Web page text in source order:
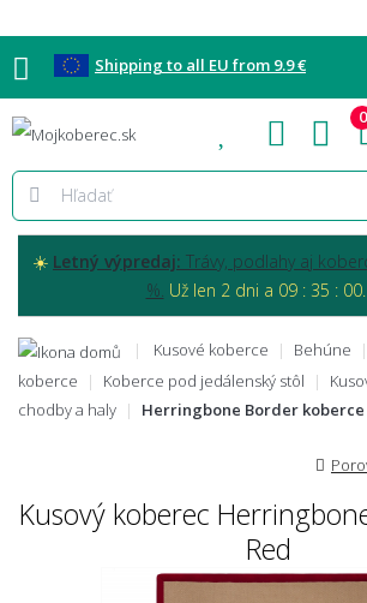
Shipping to all EU from 9.9 €
Blog Kontakt 0
☀️ Letný výpredaj: Trávy, podlahy aj
%. Už len 2 dni a 09 : 34 : 59.
Kusové koberce Behúne
koberce
Koberce pod jedálenský stôl
chodby a haly
Herringbone Border koberce
Kusový koberec
Red